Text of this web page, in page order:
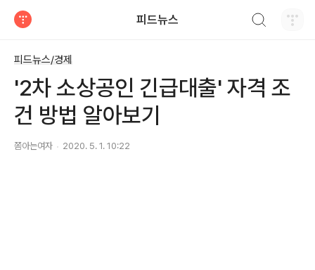
피드뉴스
피드뉴스/경제
'2차 소상공인 긴급대출' 자격 조
건 방법 알아보기
쫌아는여자 2020. 5. 1. 10:22